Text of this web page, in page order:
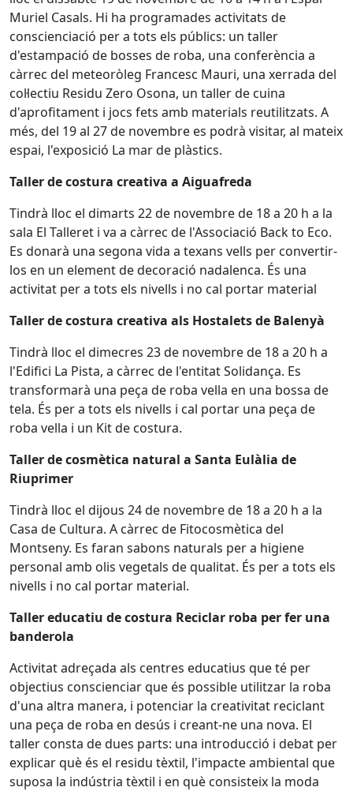
Muriel Casals. Hi ha programades activitats de
conscienciació per a tots els públics: un taller
d'estampació de bosses de roba, una conferència a
càrrec del meteoròleg Francesc Mauri, una xerrada del
col·lectiu Residu Zero Osona, un taller de cuina
d'aprofitament i jocs fets amb materials reutilitzats. A
més, del 19 al 27 de novembre es podrà visitar, al mateix
espai, l'exposició La mar de plàstics.
Taller de costura creativa a Aiguafreda
Tindrà lloc el dimarts 22 de novembre de 18 a 20 h a la
sala El Talleret i va a càrrec de l'Associació Back to Eco.
Es donarà una segona vida a texans vells per convertir-
los en un element de decoració nadalenca. És una
activitat per a tots els nivells i no cal portar material
Taller de costura creativa als Hostalets de Balenyà
Tindrà lloc el dimecres 23 de novembre de 18 a 20 h a
l'Edifici La Pista, a càrrec de l'entitat Solidança. Es
transformarà una peça de roba vella en una bossa de
tela. És per a tots els nivells i cal portar una peça de
roba vella i un Kit de costura.
Taller de cosmètica natural a Santa Eulàlia de
Riuprimer
Tindrà lloc el dijous 24 de novembre de 18 a 20 h a la
Casa de Cultura. A càrrec de Fitocosmètica del
Montseny. Es faran sabons naturals per a higiene
personal amb olis vegetals de qualitat. És per a tots els
nivells i no cal portar material.
Taller educatiu de costura Reciclar roba per fer una
banderola
Activitat adreçada als centres educatius que té per
objectius conscienciar que és possible utilitzar la roba
d'una altra manera, i potenciar la creativitat reciclant
una peça de roba en desús i creant-ne una nova. El
taller consta de dues parts: una introducció i debat per
explicar què és el residu tèxtil, l'impacte ambiental que
suposa la indústria tèxtil i en què consisteix la moda